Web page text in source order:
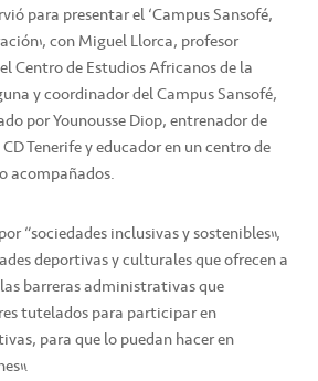
para presentar el ‘Campus Sansofé,
con Miguel Llorca, profesor
Centro de Estudios Africanos de la
y coordinador del Campus Sansofé,
por Younousse Diop, entrenador de
Tenerife y educador en un centro de
acompañados.
“sociedades inclusivas y sostenibles”,
deportivas y culturales que ofrecen a
barreras administrativas que
tutelados para participar en
para que lo puedan hacer en